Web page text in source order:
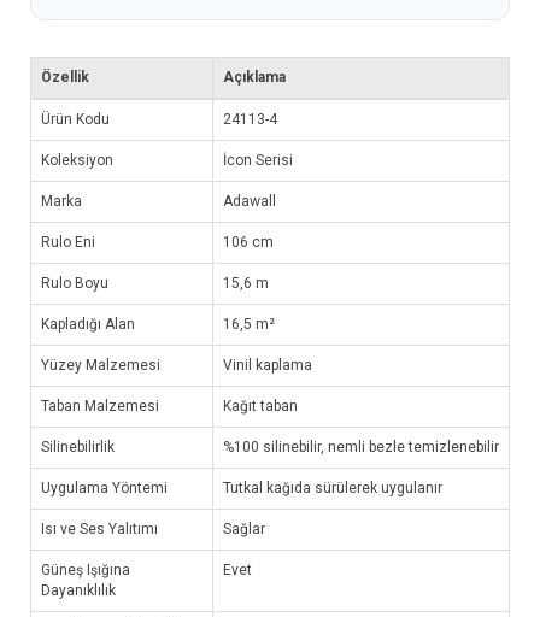
Özellik Açıklama
Ürün Kodu 24113-4
Koleksiyon İcon Serisi
Marka Adawall
Rulo Eni 106 cm
Rulo Boyu 15,6 m
Kapladığı Alan 16,5 m²
Yüzey Malzemesi Vinil kaplama
Taban Malzemesi Kağıt taban
Silinebilirlik %100 silinebilir, nemli bezle temizlenebilir
Uygulama Yöntemi Tutkal kağıda sürülerek uygulanır
Isı ve Ses Yalıtımı Sağlar
Güneş Işığına
Dayanıklılık
Evet